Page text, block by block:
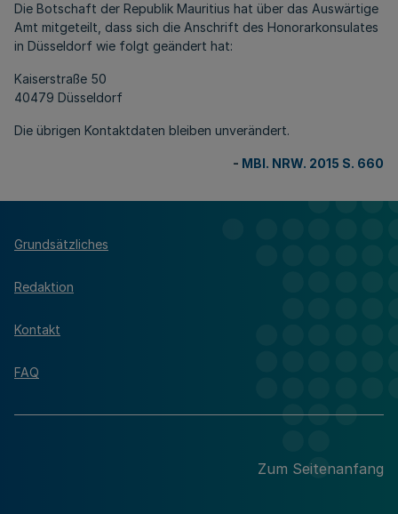
Die Botschaft der Republik Mauritius hat über das Auswärtige
Amt mitgeteilt, dass sich die Anschrift des Honorarkonsulates
in Düsseldorf wie folgt geändert hat:
Kaiserstraße 50
40479 Düsseldorf
Die übrigen Kontaktdaten bleiben unverändert.
- MBl. NRW. 2015 S. 660
Grundsätzliches
Redaktion
Kontakt
FAQ
Zum Seitenanfang